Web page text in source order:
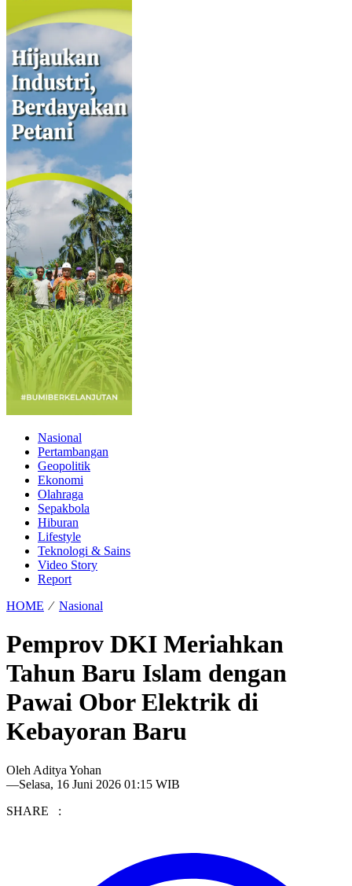
Nasional
Pertambangan
Geopolitik
Ekonomi
Olahraga
Sepakbola
Hiburan
Lifestyle
Teknologi & Sains
Video Story
Report
HOME ⁄ Nasional
Pemprov DKI Meriahkan
Tahun Baru Islam dengan
Pawai Obor Elektrik di
Kebayoran Baru
Oleh Aditya Yohan
—Selasa, 16 Juni 2026 01:15 WIB
SHARE :